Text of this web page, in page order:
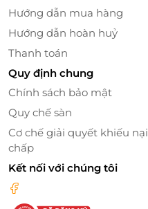
Đặt Vãn Trà Ngự
đãi trên LifeLink
Vì sao nên đặt qua
Giá ưu đãi hấp dẫn
Đặt mua nhanh
Thông tin dịch vụ rõ
cập nhật thường
Hướng dẫn mua hàng
Hướng dẫn hoàn huỷ
Thanh toán
Quy định chung
Chính sách bảo mật
Quy chế sàn
Cơ chế giải quyết khiếu
chấp
Kết nối với chúng tôi